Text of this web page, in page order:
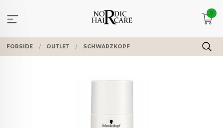
innholdet
0
FORSIDE OUTLET SCHWARZKOPF